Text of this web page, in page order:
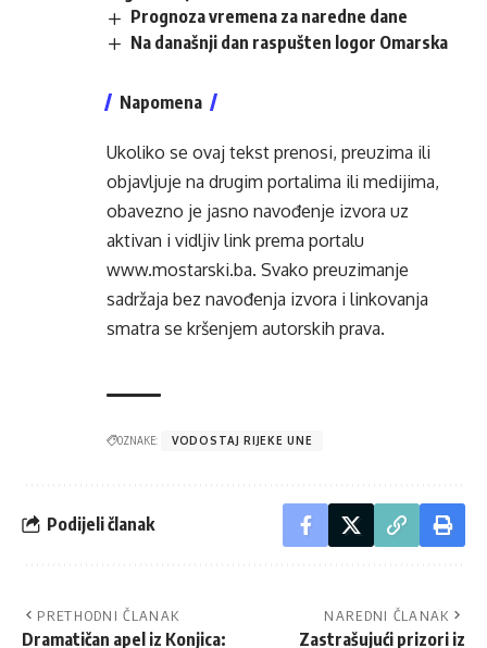
Prognoza vremena za naredne dane
Na današnji dan raspušten logor Omarska
Napomena
Ukoliko se ovaj tekst prenosi, preuzima ili
objavljuje na drugim portalima ili medijima,
obavezno je jasno navođenje izvora uz
aktivan i vidljiv link prema portalu
www.mostarski.ba. Svako preuzimanje
sadržaja bez navođenja izvora i linkovanja
smatra se kršenjem autorskih prava.
OZNAKE: VODOSTAJ RIJEKE UNE
Podijeli članak
PRETHODNI ČLANAK
Dramatičan apel iz Konjica:
NAREDNI ČLANAK
Zastrašujući prizori iz